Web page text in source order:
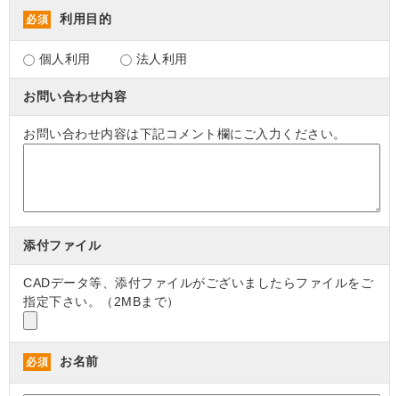
必須 利用目的
個人利用 法人利用
お問い合わせ内容
お問い合わせ内容は下記コメント欄にご入力ください。
添付ファイル
CADデータ等、添付ファイルがございましたらファイルをご
指定下さい。（2MBまで）
必須 お名前